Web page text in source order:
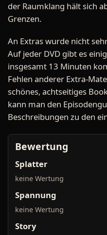
der Raumklang hält sich
Grenzen.
An Extras wurde nicht
Auf jeder DVD gibt es
insgesamt 13 Minuten
Fehlen anderer Extra-
schönes, achtseitiges
kann man den
Beschreibungen zu den
Bewertung
Splatter
keine Wertung
Spannung
keine Wertung
Story